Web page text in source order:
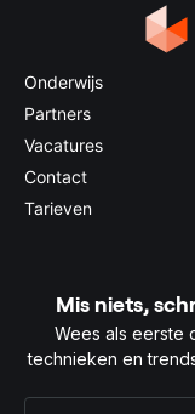
Onderwijs
Partners
Vacatures
Contact
Tarieven
Mis niets,
Wees als eerste
technieken en